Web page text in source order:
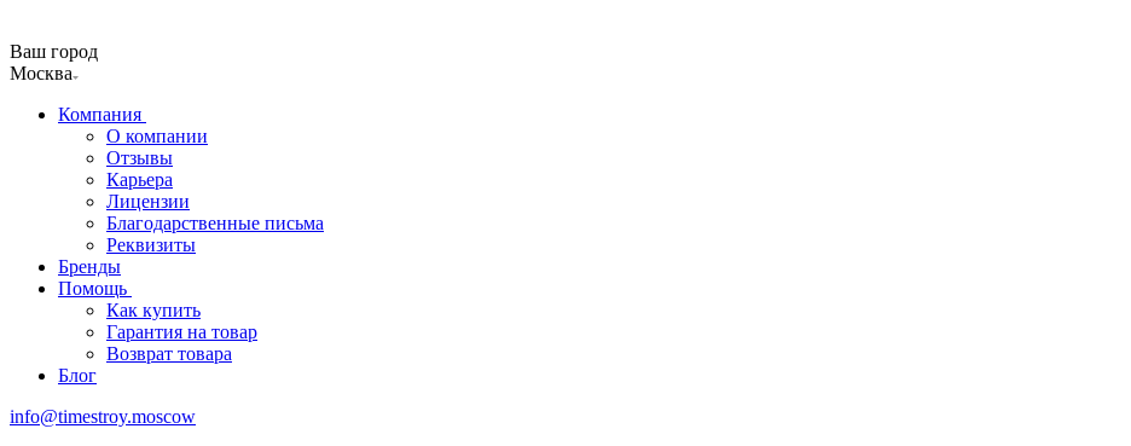
Ваш город
Москва
Компания
О компании
Отзывы
Карьера
Лицензии
Благодарственные письма
Реквизиты
Бренды
Помощь
Как купить
Гарантия на товар
Возврат товара
Блог
info@timestroy.moscow